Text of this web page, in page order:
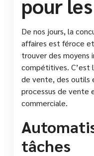
pour
De nos jours, la
affaires est féroce
trouver des moyens
compétitives. C’est
de vente, des outils
processus de vente
commerciale.
tâches